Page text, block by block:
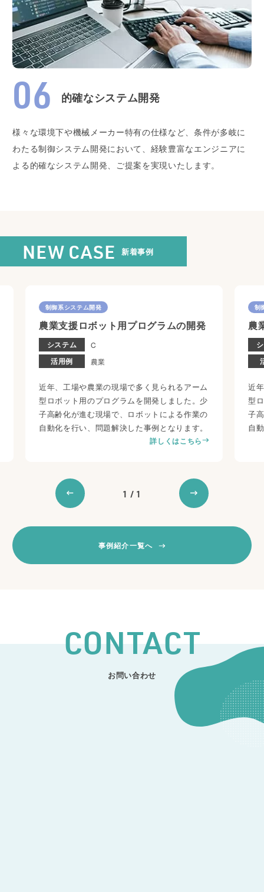
的確なシステム開発
様々な環境下や機械メーカー特有の仕様など、条件が多岐に
わたる制御システム開発において、経験豊富なエンジニアに
よる的確なシステム開発、ご提案を実現いたします。
NEW CASE 新着事例
制御系システム開発
農業支援ロボット用プログラムの開発
活用例 農業
システム
近年、工場や農業の現場で多く見られるアーム
型ロボット用のプログラムを開発しました。少
子高齢化が進む現場で、ロボットによる作業の
自動化を行い、問題解決した事例となります。
詳しくはこちら
1 / 1
事例紹介一覧へ
CONTACT
お問い合わせ